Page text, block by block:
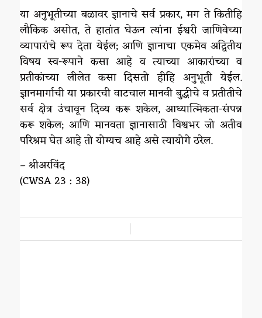
या अनुभूतीच्या बळावर ज्ञानाचे सर्व प्रकार, मग ते कितीहि
लौकिक असोत, ते हातांत घेऊन त्यांना ईश्वरी जाणिवेच्या
व्यापारांचे रूप देता येईल; आणि ज्ञानाचा एकमेव अद्वितीय
विषय स्व-रूपाने कसा आहे व त्याच्या आकारांच्या व
प्रतीकांच्या लीलेत कसा दिसतो हीहि अनुभूती येईल.
ज्ञानमार्गाची या प्रकारची वाटचाल मानवी बुद्धीचे व प्रतीतीचे
सर्व क्षेत्र उंचावून दिव्य करू शकेल, आध्यात्मिकता-संपन्न
करू शकेल; आणि मानवता ज्ञानासाठी विश्वभर जो अतीव
परिश्रम घेत आहे तो योग्यच आहे असे त्यायोगे ठरेल.
– श्रीअरविंद
(CWSA 23 : 38)